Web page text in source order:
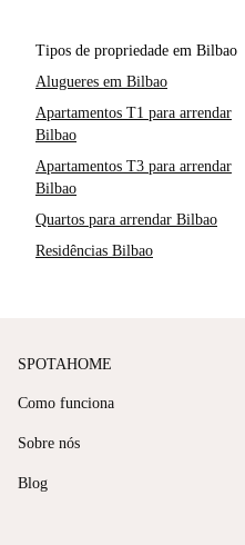
Tipos de propriedade em Bilbao
Alugueres em Bilbao
Apartamentos T1 para arrendar
Bilbao
Apartamentos T3 para arrendar
Bilbao
Quartos para arrendar Bilbao
Residências Bilbao
SPOTAHOME
Como funciona
Sobre nós
Blog